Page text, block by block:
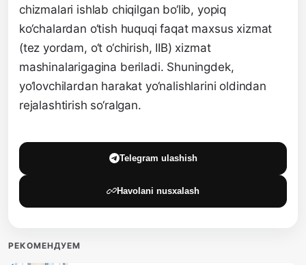
chizmalari ishlab chiqilgan bo‘lib, yopiq
ko‘chalardan o‘tish huquqi faqat maxsus xizmat
(tez yordam, o‘t o‘chirish, IIB) xizmat
mashinalarigagina beriladi. Shuningdek,
yo‘lovchilardan harakat yo‘nalishlarini oldindan
rejalashtirish so‘ralgan.
Telegram ulashish
Havolani nusxalash
РЕКОМЕНДУЕМ